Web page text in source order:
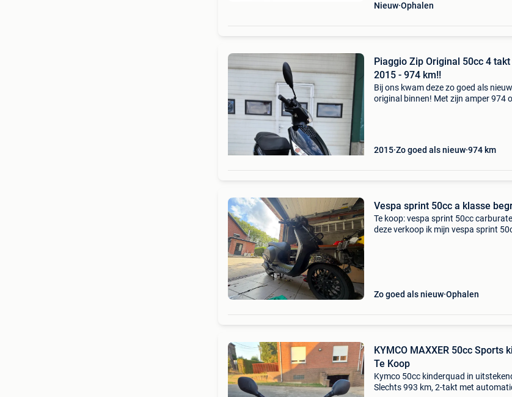
Nieuw Ophalen
Piaggio Zip Original 50cc 4
2015 - 974 km!!
Bij ons kwam deze zo goed als
original binnen! Met zijn amper 974
2015 Zo goed als nieuw 974 km
Vespa sprint 50cc a klasse
Te koop: vespa sprint 50cc
deze verkoop ik mijn vespa sprint
Zo goed als nieuw Ophalen
KYMCO MAXXER 50cc Sports
Te Koop
Kymco 50cc kinderquad in
Slechts 993 km, 2-takt met